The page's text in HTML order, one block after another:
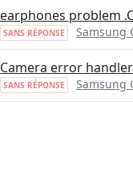
earphones problem
SANS RÉPONSE Samsung
Camera error
SANS RÉPONSE Samsung